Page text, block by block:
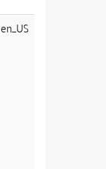
en_US